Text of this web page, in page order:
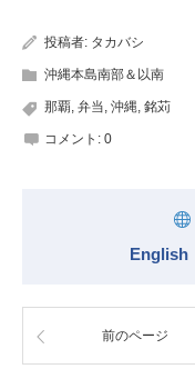
投稿者: タカバシ
沖縄本島南部＆以南
那覇, 弁当, 沖縄, 銘苅
コメント: 0
English
前のページ